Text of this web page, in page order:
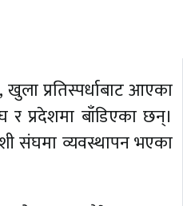
प्रतिस्पर्धाबाट आएका
प्रदेशमा बाँडिएका छन्।
संघमा व्यवस्थापन भएका